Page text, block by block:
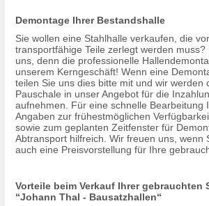
Demontage Ihrer Bestandshalle
Sie wollen eine Stahlhalle verkaufen, die
transportfähige Teile zerlegt werden muss?
uns, denn die professionelle
unserem Kerngeschäft! Wenn eine
teilen Sie uns dies bitte mit und wir werden
Pauschale in unser Angebot für die
aufnehmen. Für eine schnelle Bearbeitung
Angaben zur frühestmöglichen
sowie zum geplanten Zeitfenster für
Abtransport hilfreich. Wir freuen uns, wenn
auch eine Preisvorstellung für Ihre
Vorteile beim Verkauf Ihrer gebrauchten
“Johann Thal - Bausatzhallen“